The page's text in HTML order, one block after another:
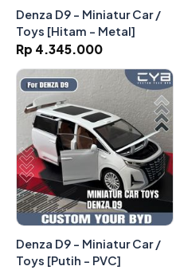
Denza D9 - Miniatur Car /
Toys [Hitam - Metal]
Rp 4.345.000
Denza D9 - Miniatur Car /
Toys [Putih - PVC]